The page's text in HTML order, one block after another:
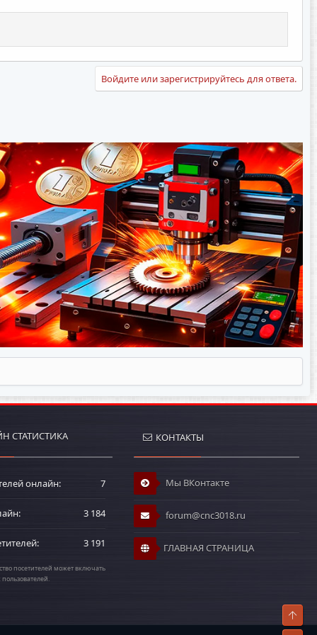
Войдите или зарегистрируйтесь для ответа.
СТАТИСТИКА
онлайн 7
3 184
3 191
посетителей может включать
КОНТАКТЫ
Мы ВКонтакте
forum@cnc3018.ru
ГЛАВНАЯ СТРАНИЦА